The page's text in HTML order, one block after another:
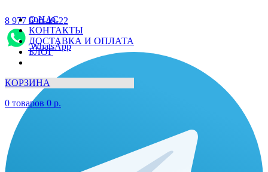
О НАС
КОНТАКТЫ
ДОСТАВКА И ОПЛАТА
БЛОГ
КОРЗИНА
0 товаров 0 р.
8 977 690-49-22
WhatsApp